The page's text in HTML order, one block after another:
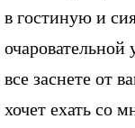
в гостиную и
все заснете от
хочет ехать со